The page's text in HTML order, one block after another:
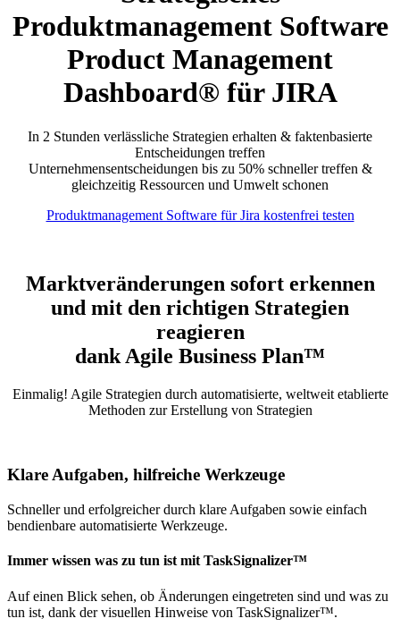
Produktmanagement Software
Product Management
Dashboard® für JIRA
In 2 Stunden verlässliche Strategien erhalten & faktenbasierte
Entscheidungen treffen
Unternehmensentscheidungen bis zu 50% schneller treffen &
gleichzeitig Ressourcen und Umwelt schonen
Produktmanagement Software für Jira kostenfrei testen
Marktveränderungen sofort erkennen
und mit den richtigen Strategien
reagieren
dank Agile Business Plan™
Einmalig! Agile Strategien durch automatisierte, weltweit etablierte
Methoden zur Erstellung von Strategien
Klare Aufgaben, hilfreiche Werkzeuge
Schneller und erfolgreicher durch klare Aufgaben sowie einfach
bendienbare automatisierte Werkzeuge.
Immer wissen was zu tun ist mit TaskSignalizer™
Auf einen Blick sehen, ob Änderungen eingetreten sind und was zu
tun ist, dank der visuellen Hinweise von TaskSignalizer™.